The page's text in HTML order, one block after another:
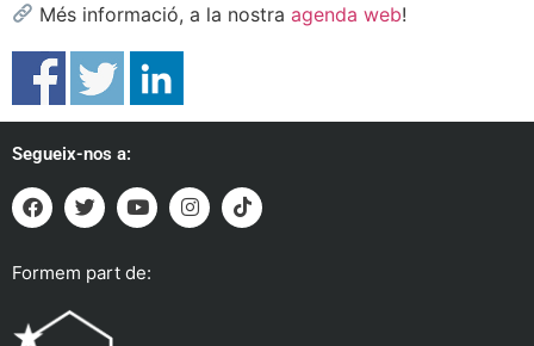
Més informació, a la nostraagenda web!
Segueix-nos a:
Formem part de: